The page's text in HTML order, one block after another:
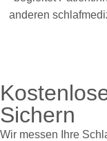
Sichern
Wir messen Ihre